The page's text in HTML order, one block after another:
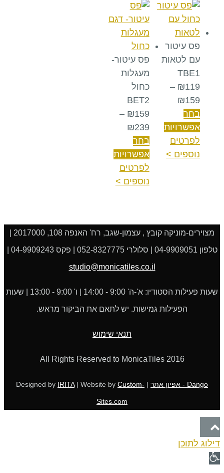
פס עיטור
עם לטאות
TBE1
₪119
–
₪159
בחר
אפשרויות
לפרטים
נוספים >
פס עיטור-
מעגלות
כחול
BET2
₪159
–
₪239
בחר
אפשרויות
לפרטים
נוספים >
טלפון 04-9909051 | סלולרי 052-8327775 | פקס 04-9909243 |
studio@monicatiles.co.il
שעות פעילות הסטודיו: א'-ה' 9:00 - 14:00 | ו' 9:00 - 13:00 | שעות
הפעילות גמישות. יש לתאם את הביקור מראש.
תנאי שימוש
All Rights Reserved to MonicaTiles 2016
Dango - אפיון אתר | Designed by
IRITA| Website by Custom-
Sites.com
לראש
העמוד
דילוג לתוכן
פתח